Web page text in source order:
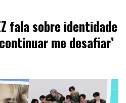
fala sobre identidade
me desafiar’